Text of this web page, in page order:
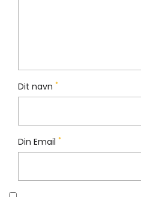
Dit navn *
Din Email *